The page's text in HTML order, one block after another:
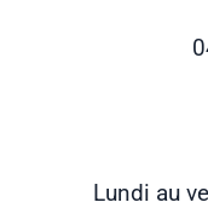
Lundi au